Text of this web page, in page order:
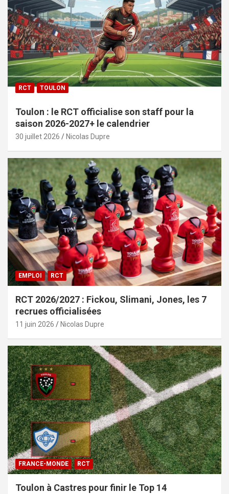
RCT TOULON
Toulon : le RCT officialise son staff pour la
saison 2026-2027+ le calendrier
30 juillet 2026 Nicolas Dupre
EMPLOI RCT
RCT 2026/2027 : Fickou, Slimani, Jones, les 7
recrues officialisées
11 juin 2026 Nicolas Dupre
FRANCE-MONDE RCT
Toulon à Castres pour finir le Top 14